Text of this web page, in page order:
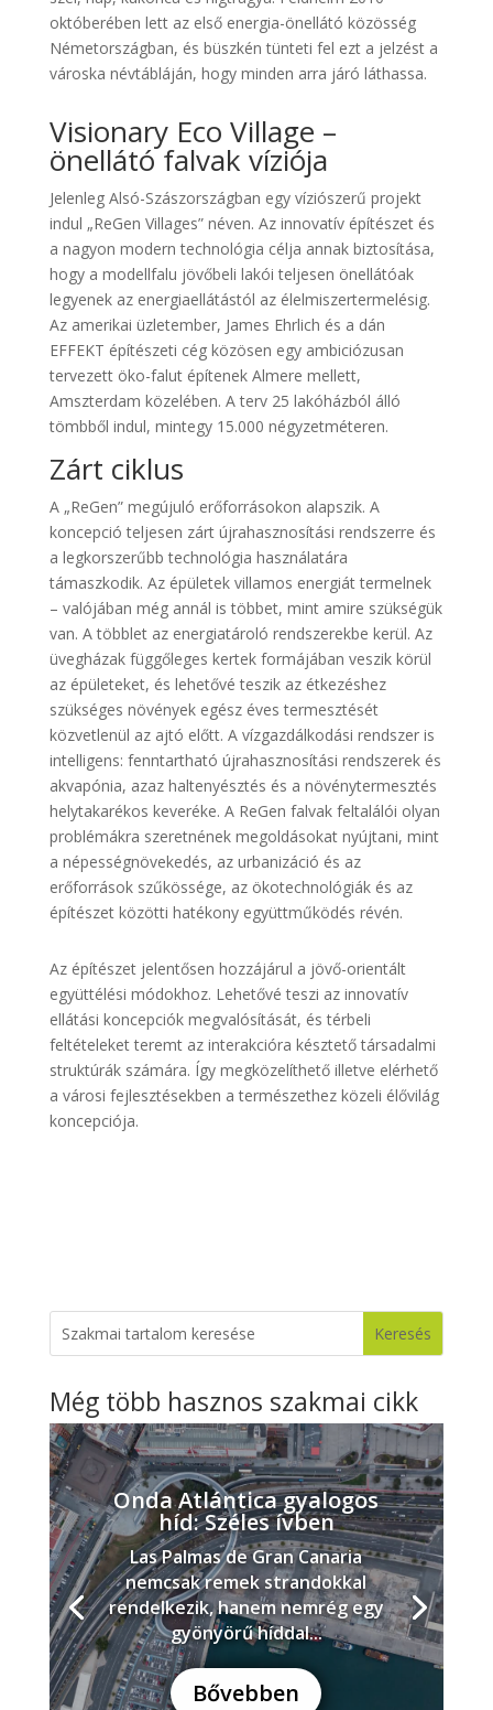
októberében lett az első energia-önellátó közösség
Németországban, és büszkén tünteti fel ezt a jelzést a
városka névtábláján, hogy minden arra járó láthassa.
Visionary Eco Village –
önellátó falvak víziója
Jelenleg Alsó-Szászországban egy víziószerű projekt
indul „ReGen Villages” néven. Az innovatív építészet és
a nagyon modern technológia célja annak biztosítása,
hogy a modellfalu jövőbeli lakói teljesen önellátóak
legyenek az energiaellátástól az élelmiszertermelésig.
Az amerikai üzletember, James Ehrlich és a dán
EFFEKT építészeti cég közösen egy ambiciózusan
tervezett öko-falut építenek Almere mellett,
Amszterdam közelében. A terv 25 lakóházból álló
tömbből indul, mintegy 15.000 négyzetméteren.
Zárt ciklus
A „ReGen” megújuló erőforrásokon alapszik. A
koncepció teljesen zárt újrahasznosítási rendszerre és
a legkorszerűbb technológia használatára
támaszkodik. Az épületek villamos energiát termelnek
– valójában még annál is többet, mint amire szükségük
van. A többlet az energiatároló rendszerekbe kerül. Az
üvegházak függőleges kertek formájában veszik körül
az épületeket, és lehetővé teszik az étkezéshez
szükséges növények egész éves termesztését
közvetlenül az ajtó előtt. A vízgazdálkodási rendszer is
intelligens: fenntartható újrahasznosítási rendszerek és
akvapónia, azaz haltenyésztés és a növénytermesztés
helytakarékos keveréke. A ReGen falvak feltalálói olyan
problémákra szeretnének megoldásokat nyújtani, mint
a népességnövekedés, az urbanizáció és az
erőforrások szűkössége, az ökotechnológiák és az
építészet közötti hatékony együttműködés révén.
Az építészet jelentősen hozzájárul a jövő-orientált
együttélési módokhoz. Lehetővé teszi az innovatív
ellátási koncepciók megvalósítását, és térbeli
feltételeket teremt az interakcióra késztető társadalmi
struktúrák számára. Így megközelíthető illetve elérhető
a városi fejlesztésekben a természethez közeli élővilág
koncepciója.
Még több hasznos szakmai cikk
Onda Atlántica gyalogos
híd: Széles ívben
Las Palmas de Gran Canaria
nemcsak remek strandokkal
rendelkezik, hanem nemrég egy
gyönyörű híddal...
Bővebben